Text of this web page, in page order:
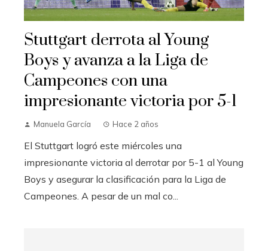
Stuttgart derrota al Young
Boys y avanza a la Liga de
Campeones con una
impresionante victoria por 5-1
Manuela García Hace 2 años
El Stuttgart logró este miércoles una
impresionante victoria al derrotar por 5-1 al Young
Boys y asegurar la clasificación para la Liga de
Campeones. A pesar de un mal co...